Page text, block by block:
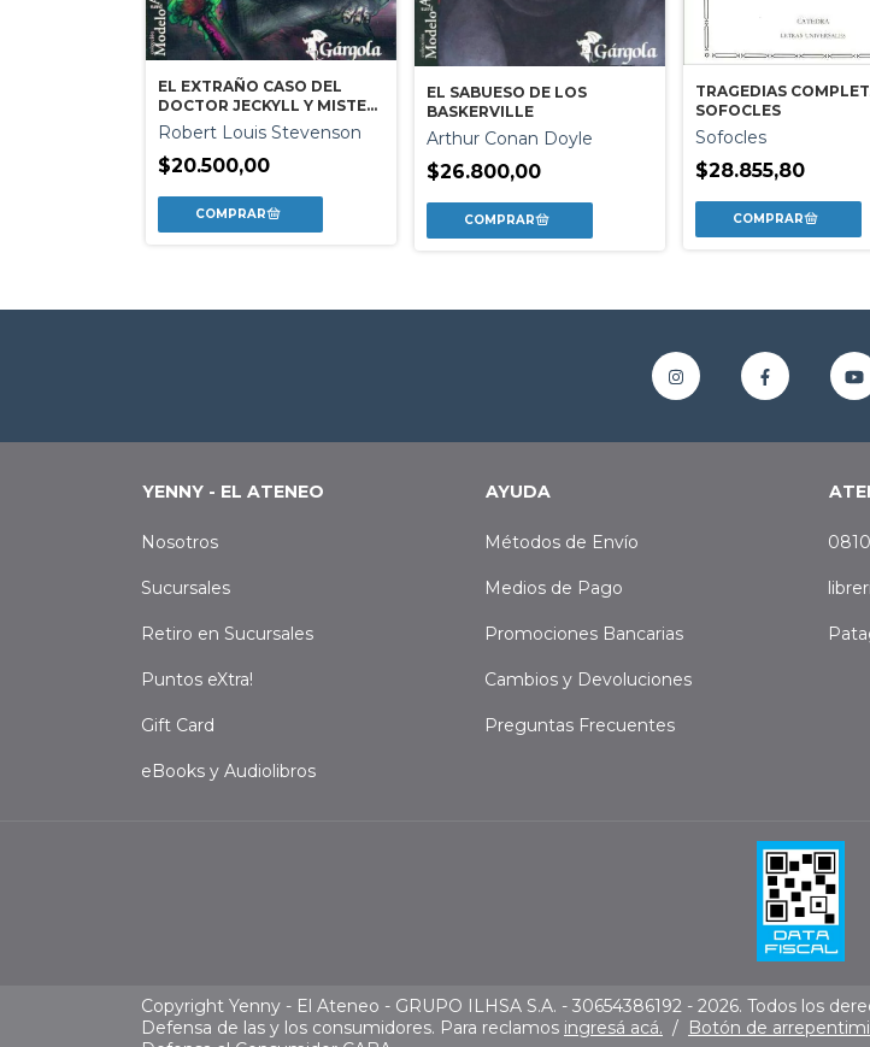
EL EXTRAÑO CASO DEL
DOCTOR JECKYLL Y MISTER
HYDE
Robert Louis Stevenson
$20.500,00
EL SABUESO DE LOS
BASKERVILLE
Arthur Conan Doyle
$26.800,00
TRAGEDIAS
SOFOCLES
Sofocles
$28.855,80
YENNY - EL ATENEO
Nosotros
Sucursales
Retiro en Sucursales
Puntos eXtra!
Gift Card
eBooks y Audiolibros
AYUDA
Métodos de Envío
Medios de Pago
Promociones Bancarias
Cambios y Devoluciones
Preguntas Frecuentes
Copyright Yenny - El Ateneo - GRUPO ILHSA S.A. - 30654386192 - 2026. Todos los
Defensa de las y los consumidores. Para reclamos ingresá acá. / Botón de